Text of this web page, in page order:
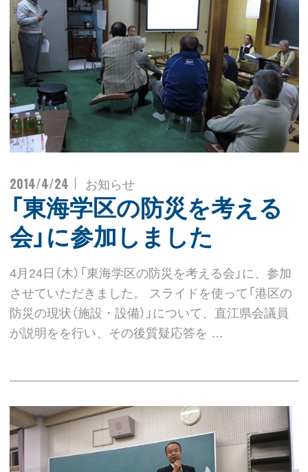
2014/4/24 お知らせ
「東海学区の防災を考える
会」に参加しました
4月24日（木）「東海学区の防災を考える会」に、参加
させていただきました。 スライドを使って「港区の
防災の現状（施設・設備）」について、直江県会議員
が説明をを行い、その後質疑応答を …